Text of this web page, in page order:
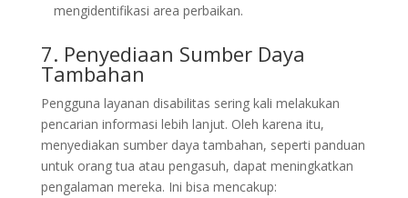
mengidentifikasi area perbaikan.
7. Penyediaan Sumber Daya
Tambahan
Pengguna layanan disabilitas sering kali melakukan
pencarian informasi lebih lanjut. Oleh karena itu,
menyediakan sumber daya tambahan, seperti panduan
untuk orang tua atau pengasuh, dapat meningkatkan
pengalaman mereka. Ini bisa mencakup: